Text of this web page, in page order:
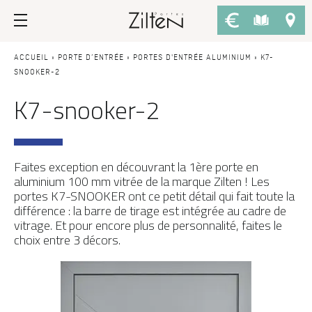
Nos portes d’entrée
Porte d’entrée
Porte de service
Porte grand trafic
Porte d'entrée sur-mesure
PAR STYLE
Portes d'entrée modernes
Portes d’entrée traditionnelles
Conseils
Savoir-faire
Design
Inspirations
LES ATOUTS
Performances
Usage
Fiscalité
ACCUEIL » PORTE D’ENTRÉE » PORTES D'ENTRÉE ALUMINIUM » K7-
SNOOKER-2
K7-snooker-2
Faites exception en découvrant la 1ère porte en
aluminium 100 mm vitrée de la marque Zilten ! Les
portes K7-SNOOKER ont ce petit détail qui fait toute la
différence : la barre de tirage est intégrée au cadre de
vitrage. Et pour encore plus de personnalité, faites le
choix entre 3 décors.